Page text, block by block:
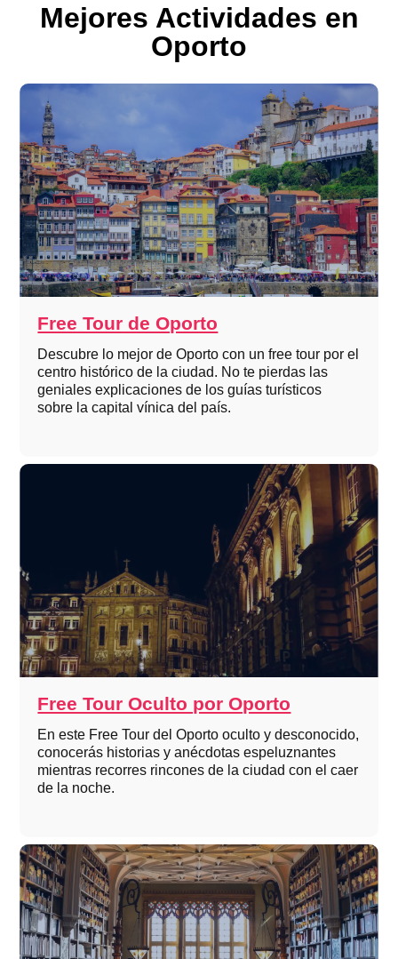
Mejores Actividades en
Oporto
Free Tour de Oporto
Descubre lo mejor de Oporto con un free tour por el
centro histórico de la ciudad. No te pierdas las
geniales explicaciones de los guías turísticos
sobre la capital vínica del país.
Free Tour Oculto por Oporto
En este Free Tour del Oporto oculto y desconocido,
conocerás historias y anécdotas espeluznantes
mientras recorres rincones de la ciudad con el caer
de la noche.